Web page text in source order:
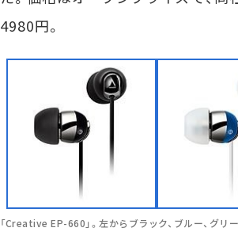
4980円。
「Creative EP-660」。左からブラック、ブルー、グリ